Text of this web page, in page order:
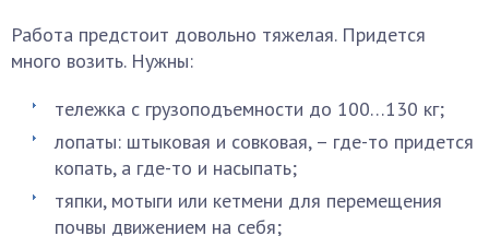
Работа предстоит довольно тяжелая. Придется
много возить. Нужны:
тележка с грузоподъемности до 100…130 кг;
лопаты: штыковая и совковая, – где-то придется
копать, а где-то и насыпать;
тяпки, мотыги или кетмени для перемещения
почвы движением на себя;